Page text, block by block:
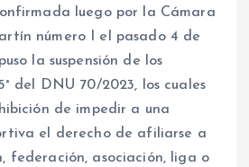
luego por la Cámara
número I el pasado 4 de
la suspensión de los
del DNU 70/2023, los cuales
de impedir a una
el derecho de afiliarse a
federación, asociación, liga o